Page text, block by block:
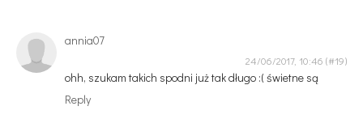
annia07
24/06/2017, 10:46
ohh, szukam takich spodni już tak długo :( świetne są
Reply